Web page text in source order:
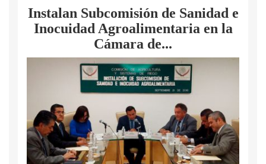
Instalan Subcomisión de Sanidad e
Inocuidad Agroalimentaria en la
Cámara de...